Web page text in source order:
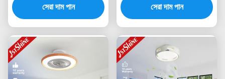
সেরা দাম পান
সেরা দাম পান